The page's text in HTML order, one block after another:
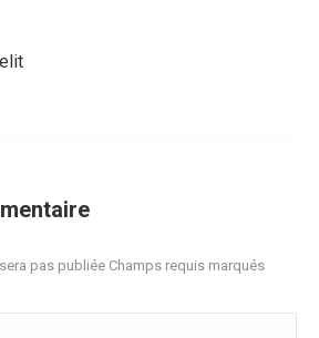
pas publiée Champs requis marqués